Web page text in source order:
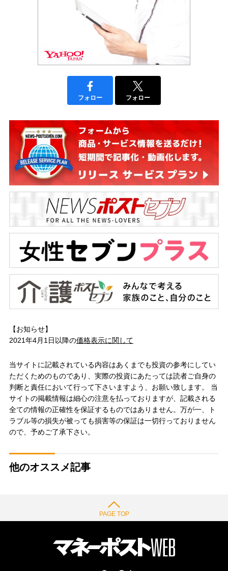
フォロー フォロー
【お知らせ】
2021年4月1日以降の価格表示に関して
当サイトに記載されている内容はあくまでも投資の参考にしてい
ただくためのものであり、実際の投資にあたっては読者ご自身の
判断と責任において行って下さいますよう、お願い致します。 当
サイトの掲載情報は細心の注意を払っておりますが、記載される
全ての情報の正確性を保証するものではありません。万が一、ト
ラブル等の損失が被っても損害等の保証は一切行っておりません
ので、予めご了承下さい。
他のオススメ記事
PAGE TOP